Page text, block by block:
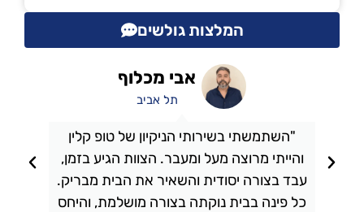
המלצות גולשים
"השתמשתי בשירותי הניקיון של טופ קלין
והייתי מרוצה מעל ומעבר. הצוות הגיע בזמן,
עבד בצורה יסודית והשאיר את הבית מבריק.
כל פינה בבית נוקתה בצורה מושלמת, והיחס
אבי מכלוף
תל אביב